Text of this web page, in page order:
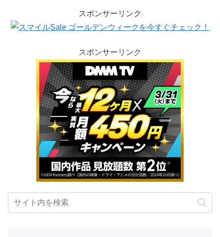
スポンサーリンク
スポンサーリンク